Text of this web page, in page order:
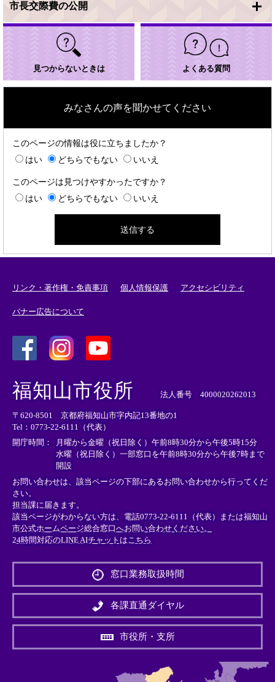
市長交際費の公開
見つからないときは よくある質問
みなさんの声を聞かせてください
このページの情報は役に立ちましたか？
はい
どちらでもない いいえ
このページは見つけやすかったですか？
はい
どちらでもない いいえ
リンク・著作権・免責事項 個人情報保護 アクセシビリティ
バナー広告について
外
部
リ
ン
ク
＞
外
リ
ン
ク
＞
外
部
ン
ク
＞
福知山市役所 法人番号 4000020262013
〒620-8501 京都府福知山市字内記13番地の1
Tel：0773-22-6111（代表）
開庁時間：
月曜から金曜（祝日除く）午前8時30分から午後5時15分
水曜（祝日除く）一部窓口を午前8時30分から午後7時まで
開設
お問い合わせは、該当ページの下部にあるお問い合わせから行ってくだ
さい。
担当課に届きます。
該当ページがわからない方は、電話0773-22-6111（代表）または福知山
市公式ホームページ総合窓口へお問い合わせください。
24時間対応のLINE AIチャットはこちら
外
リ
ン
＞
窓口業務取扱時間
各課直通ダイヤル
市役所・支所